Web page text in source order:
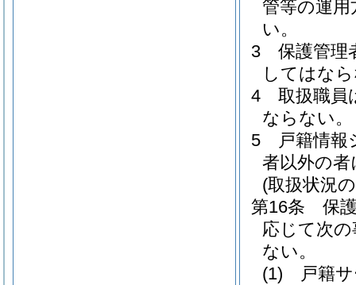
管等の運
い。
3
保護管理
してはな
4
取扱職員
ならない。
5
戸籍情
者以外の
(取扱状況
第16条
保
応じて次
ない。
(1)
戸籍